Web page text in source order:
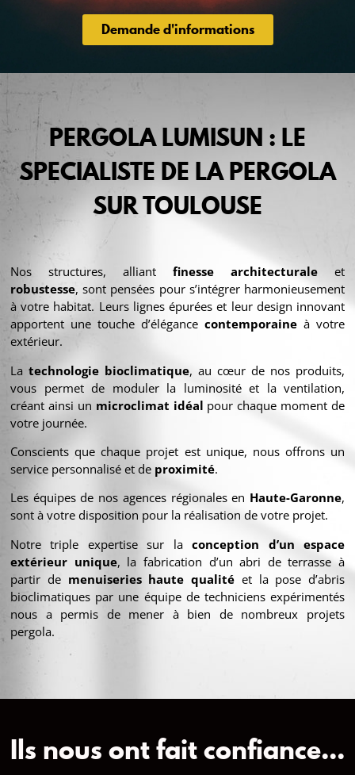
Demande d'informations
PERGOLA LUMISUN : LE
SPECIALISTE DE LA PERGOLA
SUR TOULOUSE
Nos structures, alliant finesse architecturale et
robustesse, sont pensées pour s’intégrer harmonieusement
à votre habitat. Leurs lignes épurées et leur design innovant
apportent une touche d’élégance contemporaine à votre
extérieur.
La technologie bioclimatique, au cœur de nos produits,
vous permet de moduler la luminosité et la ventilation,
créant ainsi un microclimat idéal pour chaque moment de
votre journée.
Conscients que chaque projet est unique, nous offrons un
service personnalisé et de proximité.
Les équipes de nos agences régionales en Haute-Garonne,
sont à votre disposition pour la réalisation de votre projet.
Notre triple expertise sur laconception d’un espace
extérieur unique, la fabrication d’un abri de terrasse à
partir de menuiseries haute qualité et la pose d’abris
bioclimatiques par une équipe de techniciens expérimentés
nous a permis de mener à bien de nombreux projets
pergola.
Ils nous ont fait confiance...